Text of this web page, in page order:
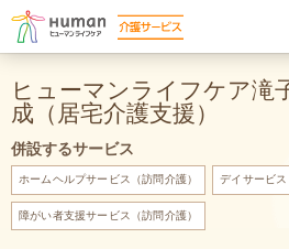
ヒューマンライフケア滝
成（居宅介護支援）
併設するサービス
ホームヘルプサービス（訪問介護） デイサービス
障がい者支援サービス（訪問介護）